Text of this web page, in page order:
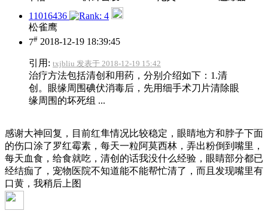
11016436
松雀鹰
7# 2018-12-19 18:39:45
引用: txjbliu 发表于 2018-12-19 15:42
治疗方法包括清创和用药，分别介绍如下：1.清
创。眼缘周围碘伏消毒后，先用细手术刀片清除眼
缘周围的坏死组 ...
感谢大神回复，目前红隼情况比较稳定，眼睛地方和脖子下面
的伤口涂了罗红霉素，每天一粒阿莫西林，弄出粉倒到嘴里，
每天血食，给食就吃，清创的话我没什么经验，眼睛部分都已
经结痂了，宠物医院不知道能不能帮忙清了，而且发现嘴里有
口黄，我稍后上图